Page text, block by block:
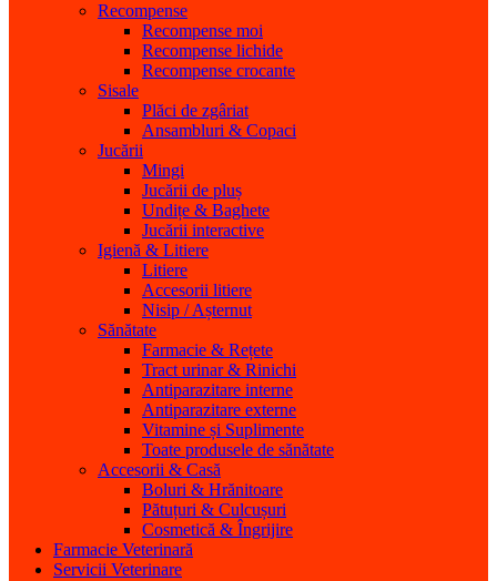
Recompense
Recompense moi
Recompense lichide
Recompense crocante
Sisale
Plăci de zgâriat
Ansambluri & Copaci
Jucării
Mingi
Jucării de pluș
Undițe & Baghete
Jucării interactive
Igienă & Litiere
Litiere
Accesorii litiere
Nisip / Așternut
Sănătate
Farmacie & Rețete
Tract urinar & Rinichi
Antiparazitare interne
Antiparazitare externe
Vitamine și Suplimente
Toate produsele de sănătate
Accesorii & Casă
Boluri & Hrănitoare
Pătuțuri & Culcușuri
Cosmetică & Îngrijire
Farmacie Veterinară
Servicii Veterinare